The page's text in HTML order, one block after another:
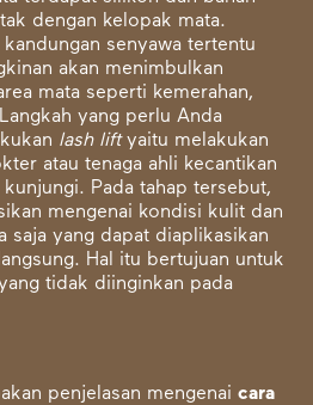
dengan kelopak mata.
senyawa tertentu
akan menimbulkan
mata seperti kemerahan,
yang perlu Anda
lash liftyaitu melakukan
atau tenaga ahli kecantikan
Pada tahap tersebut,
mengenai kondisi kulit dan
saja yang dapat diaplikasikan
Hal itu bertujuan untuk
tidak diinginkan pada
penjelasan mengenaicara